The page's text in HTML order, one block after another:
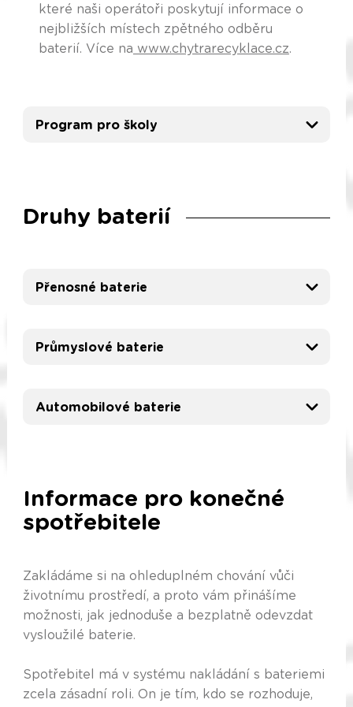
které naši operátoři poskytují informace o
nejbližších místech zpětného odběru
baterií. Více na www.chytrarecyklace.cz.
Program pro školy
Druhy baterií
Přenosné baterie
Průmyslové baterie
Automobilové baterie
Informace pro konečné
spotřebitele
Zakládáme si na ohleduplném chování vůči
životnímu prostředí, a proto vám přinášíme
možnosti, jak jednoduše a bezplatně odevzdat
vysloužilé baterie.
Spotřebitel má v systému nakládání s bateriemi
zcela zásadní roli. On je tím, kdo se rozhoduje,